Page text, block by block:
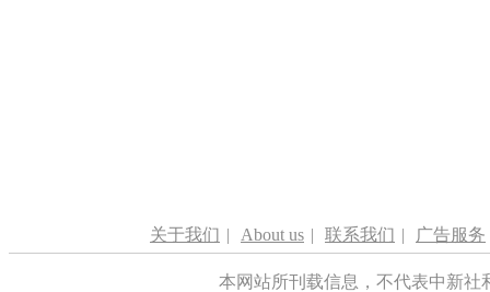
关于我们 | About us | 联系我们 | 广告服务
本网站所刊载信息，不代表中新